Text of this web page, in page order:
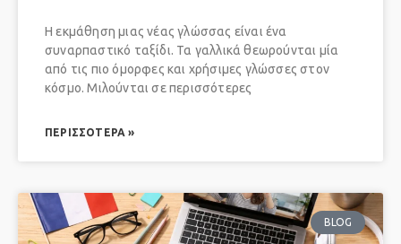
Η εκμάθηση μιας νέας γλώσσας είναι ένα
συναρπαστικό ταξίδι. Τα γαλλικά θεωρούνται μία
από τις πιο όμορφες και χρήσιμες γλώσσες στον
κόσμο. Μιλούνται σε περισσότερες
ΠΕΡΙΣΣΌΤΕΡΑ »
BLOG